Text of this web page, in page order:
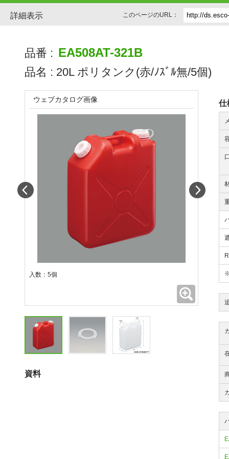
詳細表示 このページのURL：
品番 : EA508AT-321B
品名 : 20L ポリタンク(赤/ﾉｽﾞﾙ無/5個)
仕
ウェブカタログ画像
入数：5個
資料